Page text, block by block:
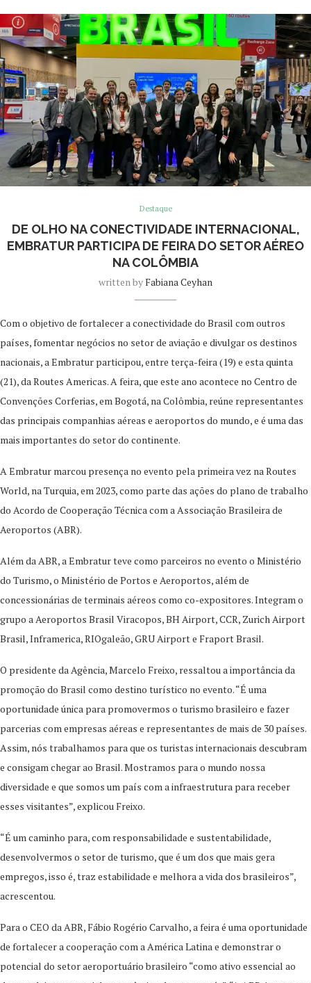
Destaque
DE OLHO NA CONECTIVIDADE INTERNACIONAL,
EMBRATUR PARTICIPA DE FEIRA DO SETOR AÉREO
NA COLÔMBIA
written byFabiana Ceyhan
Com o objetivo de fortalecer a conectividade do Brasil com outros
países, fomentar negócios no setor de aviação e divulgar os destinos
nacionais, a Embratur participou, entre terça-feira (19) e esta quinta
(21), da Routes Americas. A feira, que este ano acontece no Centro de
Convenções Corferias, em Bogotá, na Colômbia, reúne representantes
das principais companhias aéreas e aeroportos do mundo, e é uma das
mais importantes do setor do continente.
A Embratur marcou presença no evento pela primeira vez na Routes
World, na Turquia, em 2023, como parte das ações do plano de trabalho
do Acordo de Cooperação Técnica com a Associação Brasileira de
Aeroportos (ABR).
Além da ABR, a Embratur teve como parceiros no evento o Ministério
do Turismo, o Ministério de Portos e Aeroportos, além de
concessionárias de terminais aéreos como co-expositores. Integram o
grupo a Aeroportos Brasil Viracopos, BH Airport, CCR, Zurich Airport
Brasil, Inframerica, RIOgaleão, GRU Airport e Fraport Brasil.
O presidente da Agência, Marcelo Freixo, ressaltou a importância da
promoção do Brasil como destino turístico no evento. “É uma
oportunidade única para promovermos o turismo brasileiro e fazer
parcerias com empresas aéreas e representantes de mais de 30 países.
Assim, nós trabalhamos para que os turistas internacionais descubram
e consigam chegar ao Brasil. Mostramos para o mundo nossa
diversidade e que somos um país com a infraestrutura para receber
esses visitantes”, explicou Freixo.
“É um caminho para, com responsabilidade e sustentabilidade,
desenvolvermos o setor de turismo, que é um dos que mais gera
empregos, isso é, traz estabilidade e melhora a vida dos brasileiros”,
acrescentou.
Para o CEO da ABR, Fábio Rogério Carvalho, a feira é uma oportunidade
de fortalecer a cooperação com a América Latina e demonstrar o
potencial do setor aeroportuário brasileiro “como ativo essencial ao